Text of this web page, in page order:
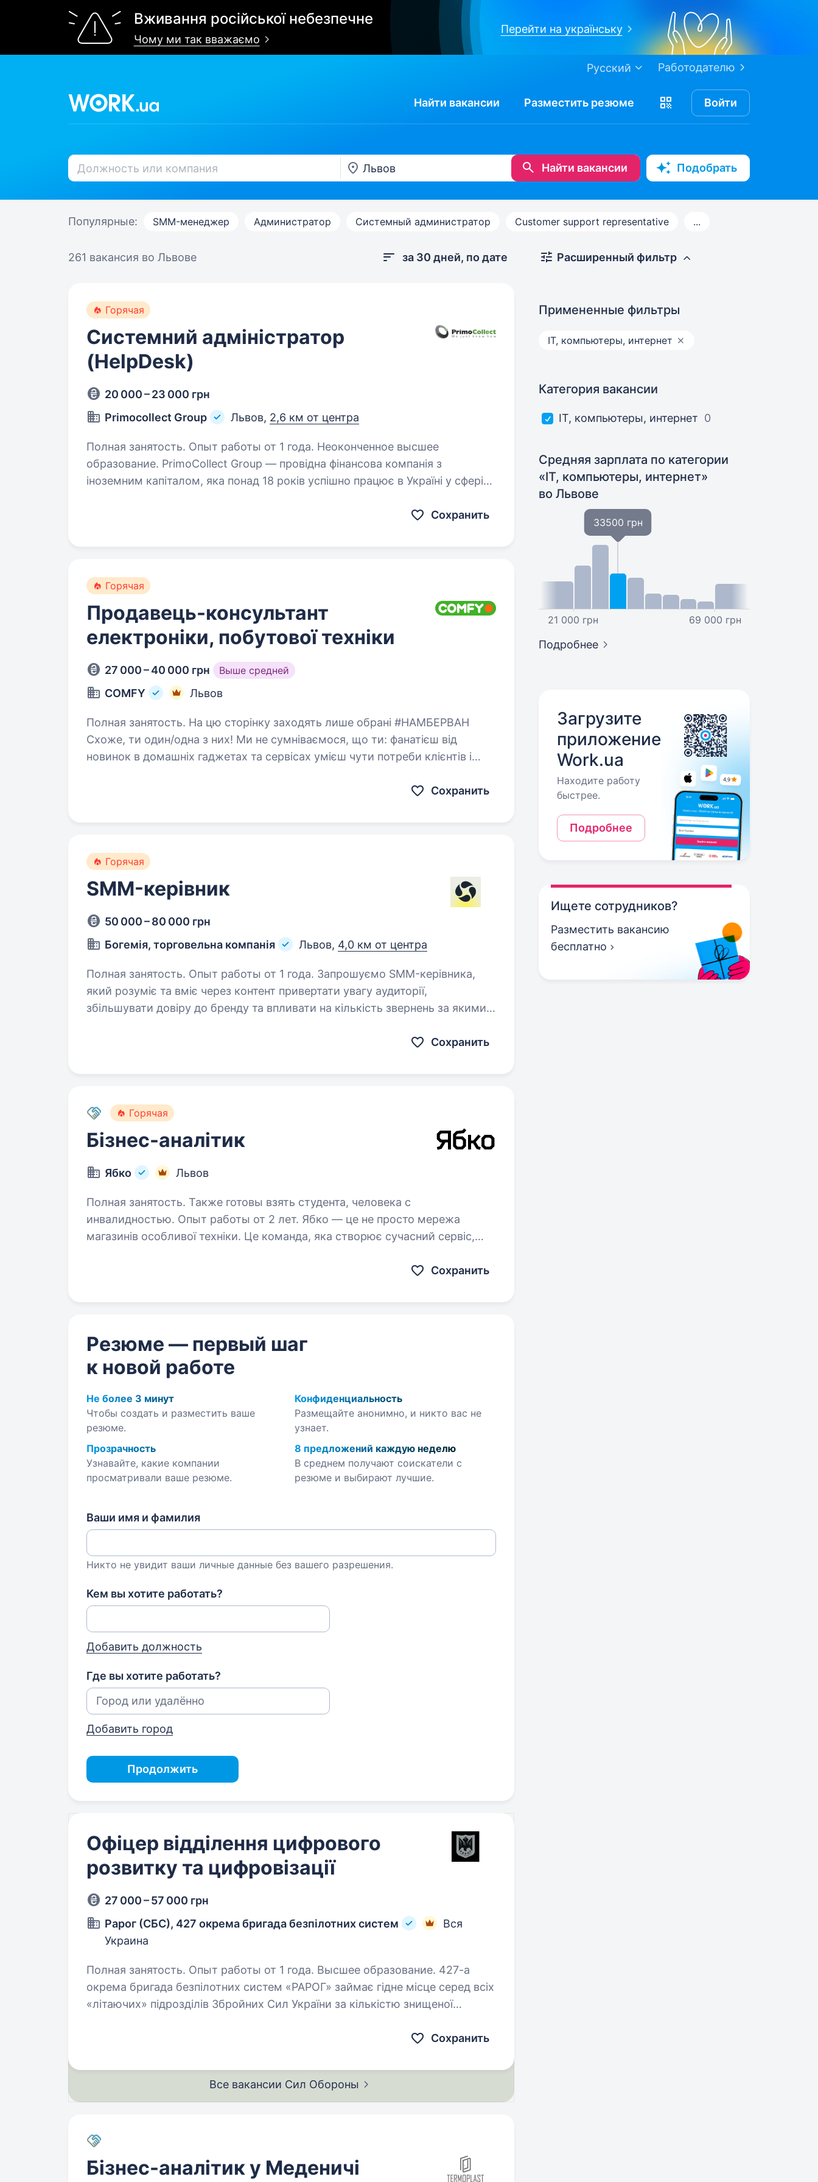
Вживання російської небезпечне
Чому ми так вважаємо
Перейти на українську
Работодателю
Русский
Найти вакансии Разместить резюме Войти
Найти вакансии Подобрать
Популярные: SMM-менеджер Администратор Системный администратор Customer support representative ...
261 вакансия во Львове за 30 дней, по дате
Горячая
Системний адміністратор
(HelpDesk)
20 000 – 23 000 грн
Primocollect Group
Львов, 2,6 км от центра
Полная занятость. Опыт работы от 1 года. Неоконченное высшее
образование. PrimoCollect Group — провідна фінансова компанія з
іноземним капіталом, яка понад 18 років успішно працює в Україні у сфері
Сохранить
Горячая
Продавець-консультант
електроніки, побутової техніки
27 000 – 40 000 грн Выше средней
COMFY Львов
Полная занятость. На цю сторінку заходять лише обрані #НАМБЕРВАН
Схоже, ти один/одна з них! Ми не сумніваємося, що ти: фанатієш від
новинок в домашніх гаджетах та сервісах умієш чути потреби клієнтів і
Сохранить
Горячая
SMM-керівник
50 000 – 80 000 грн
Богемія, торговельна компанія
Львов, 4,0 км от центра
Полная занятость. Опыт работы от 1 года. Запрошуємо SMM-керівника,
який розуміє та вміє через контент привертати увагу аудиторії,
збільшувати довіру до бренду та впливати на кількість звернень за якими
Сохранить
Горячая
Бізнес-аналітик
Ябко Львов
Полная занятость. Также готовы взять студента, человека с
инвалидностью. Опыт работы от 2 лет. Ябко — це не просто мережа
магазинів особливої техніки. Це команда, яка створює сучасний сервіс,
Сохранить
Резюме — первый шаг
к новой работе
Не более 3 минут
Чтобы создать и разместить ваше
резюме.
Конфиденциальность
Размещайте анонимно, и никто вас не
узнает.
Прозрачность
Узнавайте, какие компании
просматривали ваше резюме.
8 предложений каждую неделю
В среднем получают соискатели с
резюме и выбирают лучшие.
Ваши имя и фамилия
Никто не увидит ваши личные данные без вашего разрешения.
Кем вы хотите работать?
Добавить должность
Где вы хотите работать?
Добавить город
Продолжить
Офіцер відділення цифрового
розвитку та цифровізації
27 000 – 57 000 грн
Рарог (СБС), 427 окрема бригада безпілотних систем
Вся
Украина
Полная занятость. Опыт работы от 1 года. Высшее образование. 427-а
окрема бригада безпілотних систем «РАРОГ» займає гідне місце серед всіх
«літаючих» підрозділів Збройних Сил України за кількістю знищеної
Сохранить
Все вакансии Сил Обороны
Бізнес-аналітик у Меденичі
Расширенный фильтр
Примененные фильтры
IT, компьютеры, интернет
Категория вакансии
IT, компьютеры, интернет 0
Средняя зарплата по категории
«IT, компьютеры, интернет»
во Львове
21 000 грн
33500 грн
69 000 грн
Подробнее
Загрузите
приложение
Work.ua
Находите работу
быстрее.
Подробнее
Ищете сотрудников?
Разместить вакансию
бесплатно